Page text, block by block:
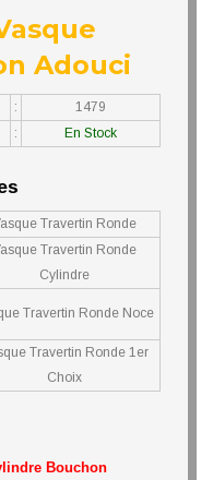
Adouci
:
1479
: En Stock
Travertin Ronde
Travertin Ronde
Cylindre
Travertin Ronde Noce
Travertin Ronde 1er
Choix
Bouchon